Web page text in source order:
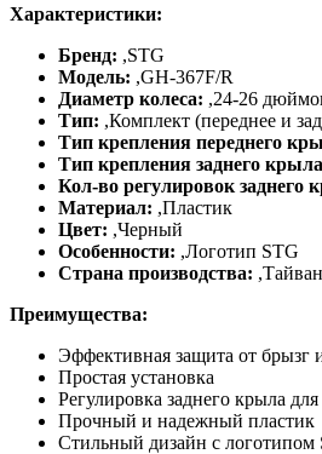
Характеристики:
Бренд: ,STG
Модель: ,GH-367F/R
Диаметр колеса: ,24-26
Тип: ,Комплект (переднее и
Тип крепления переднего
Тип крепления заднего
Кол-во регулировок заднего
Материал: ,Пластик
Цвет: ,Черный
Особенности: ,Логотип STG
Страна производства: ,
Преимущества:
Эффективная защита от брызг
Простая установка
Регулировка заднего крыла
Прочный и надежный пластик
Стильный дизайн с логотипом